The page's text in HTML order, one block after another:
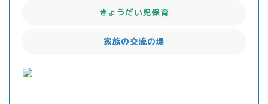
きょうだい児保育
家族の交流の場